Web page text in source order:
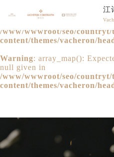
Warning: extract() expects
/www/wwwroot/seo/
content/themes/vacheron/
Warning: array_map():
null given in
/www/wwwroot/seo/
content/themes/vacheron/
江
江诗丹顿售后维修服务